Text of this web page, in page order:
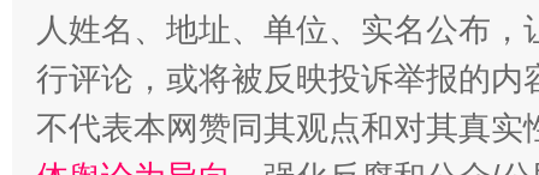
人姓名、地址、单位、实名公布
行评论，或将被反映投诉举报的
不代表本网赞同其观点和对其真实